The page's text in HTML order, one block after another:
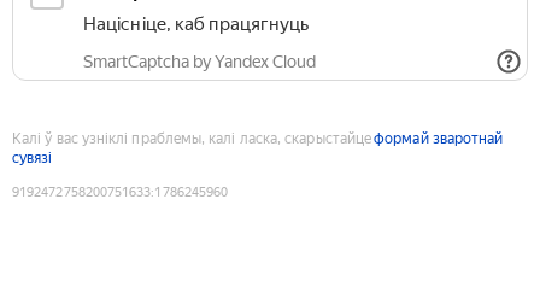
Націсніце, каб працягнуць
SmartCaptcha by Yandex Cloud
Калі ў вас узніклі праблемы, калі ласка, скарыстайцеформай зваротнай
сувязі
9192472758200751633:1786245960